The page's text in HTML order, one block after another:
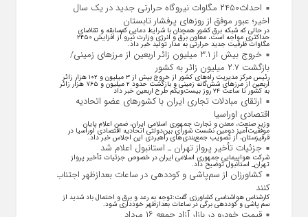
احداث۲۴۵۰ مگاوات نیروگاه حرارتی جدید در یک سال
اخیر؛ عبور موفق از روز‌های پرفشار تابستان
در حالی که شبکه برق کشور همچنان با شرایط دمایی کم‌سابقه و تقاضای
حداکثری مواجه است، معاون برق و انرژی وزارت نیرو از افزایش ۲۴۵۰
مگاوات ظرفیت جدید حرارتی به مدار تولید خبر داد.
خروج بیش از ۳.۱ میلیون زائر اربعین از مرزهای زمینی/
بازگشت ۲.۷ میلیون زائر به کشور
رئیس مرکز مدیریت راه‌های کشور از خروج بیش از ۳ میلیون و ۱۰۲ هزار زائر
اربعین از مرزهای شش‌گانه زمینی و بازگشت حدود ۲ میلیون و ۷۶۵ هزار زائر
به کشور تا ساعت ۲۴ روز بیست‌ویکم طرح اربعین خبر داد
ارتقای مبادلات تجاری ایران با کشور‌های عضو اتحادیه
اقتصادی اوراسیا
وزیر صنعت، معدن و تجارت جمهوری اسلامی ایران، ضمن اعلام پایان
موفقیت‌آمیز دومین نشست شورای بین‌دولتی اتحادیه اقتصادی اوراسیا در
قرقیزستان، از تصویب جمع‌بندی‌های راهبردی این اجلاس خبر داد.
جزئیات تأخیر پرواز تهران ـ استانبول اعلام شد
شرکت هواپیمایی جمهوری اسلامی ایران در خصوص جزئیات تأخیر پرواز
تهران_ استانبول توضیح داد.
کشاورزان از سم‌پاشی و کوددهی در ساعات بعدازظهر اجتناب
کنند
کارشناس هواشناسی کشاورزی گفت:توجه به رعد و برق و احتمال باد شدید از
سم پاشی و کوددهی برگی در ساعات بعدازظهر خودداری شود.